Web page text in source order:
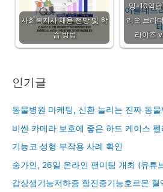
사회복지사 채용 전망 및 학
습 방법
망-10억
리오 브라
라이즈
인기글
동물병원 마케팅, 신환 늘리는 진짜 동
비싼 카메라 보호에 좋은 하드 케이스
기능코 성형 부작용 사례 확인
송가인, 26일 온라인 팬미팅 개최 (유튜
갑상샘기능저하증 항진증기능호르몬